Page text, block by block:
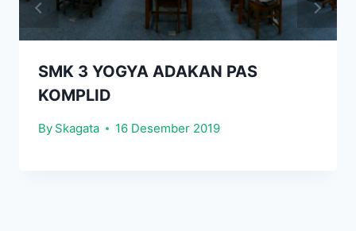
SMK 3 YOGYA ADAKAN PAS
KOMPLID
By Skagata 16 Desember 2019